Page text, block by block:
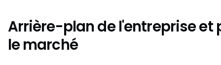
Arrière-plan de l'entreprise et
le marché